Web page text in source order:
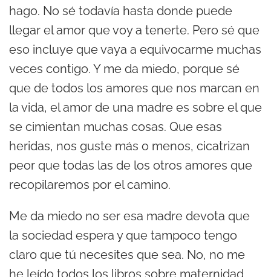
hago. No sé todavía hasta donde puede
llegar el amor que voy a tenerte. Pero sé que
eso incluye que vaya a equivocarme muchas
veces contigo. Y me da miedo, porque sé
que de todos los amores que nos marcan en
la vida, el amor de una madre es sobre el que
se cimientan muchas cosas. Que esas
heridas, nos guste más o menos, cicatrizan
peor que todas las de los otros amores que
recopilaremos por el camino.
Me da miedo no ser esa madre devota que
la sociedad espera y que tampoco tengo
claro que tú necesites que sea. No, no me
he leído todos los libros sobre maternidad,